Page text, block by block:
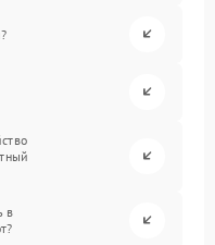
в